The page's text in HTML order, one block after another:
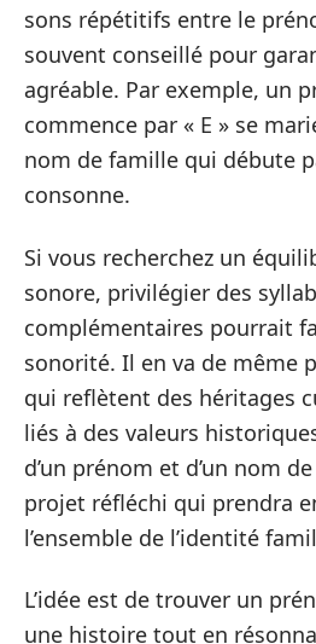
sons répétitifs entre le
souvent conseillé pour
agréable. Par exemple, un
commence par « E » se
nom de famille qui débute
consonne.
Si vous recherchez un
sonore, privilégier des
complémentaires pourrait
sonorité. Il en va de même
qui reflètent des héritages
liés à des valeurs
d’un prénom et d’un nom
projet réfléchi qui prendra
l’ensemble de l’identité
L’idée est de trouver un
une histoire tout en